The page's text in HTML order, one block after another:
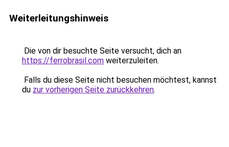
Weiterleitungshinweis
Die von dir besuchte Seite versucht, dich an
https://ferrobrasil.com weiterzuleiten.
Falls du diese Seite nicht besuchen möchtest, kannst
du zur vorherigen Seite zurückkehren.